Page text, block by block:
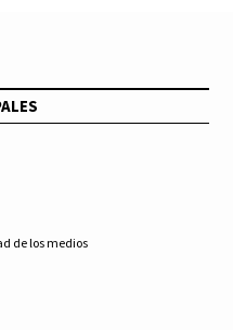
de los medios